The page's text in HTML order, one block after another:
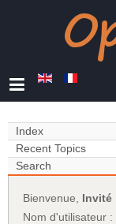
Index
Recent Topics
Search
Bienvenue, Invité
Nom d'utilisateur :